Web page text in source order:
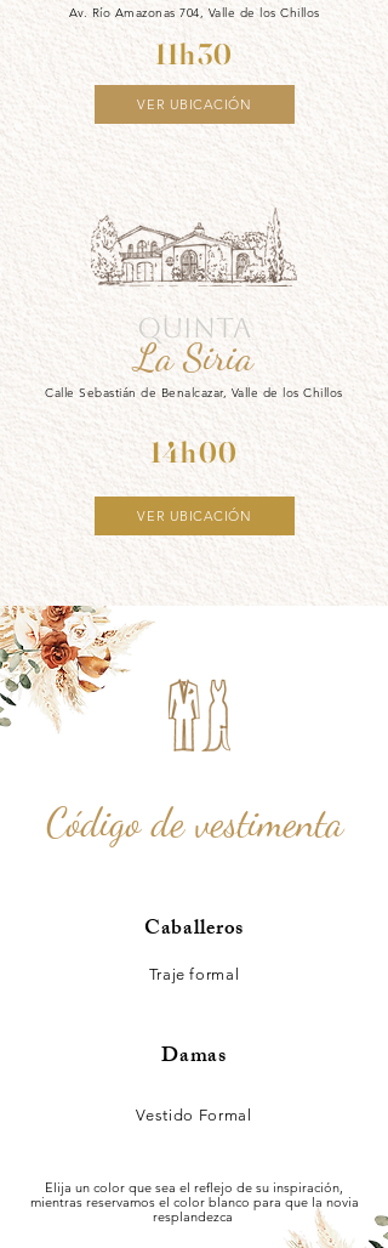
Av. Río Amazonas 704, Valle de los Chillos
11h30
VER UBICACIÓN
La Siria
QUINTA
Calle Sebastián de Benalcazar, Valle de los Chillos
14h00
VER UBICACIÓN
Código de vestimenta
Caballeros
Traje formal
Damas
Vestido Formal
Elija un color que sea el reflejo de su inspiración,
mientras reservamos el color blanco para que la novia
resplandezca